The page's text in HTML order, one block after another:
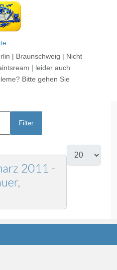
| Braunschweig | Nicht
| leider auch
Bitte gehen Sie
Filter
2011 -